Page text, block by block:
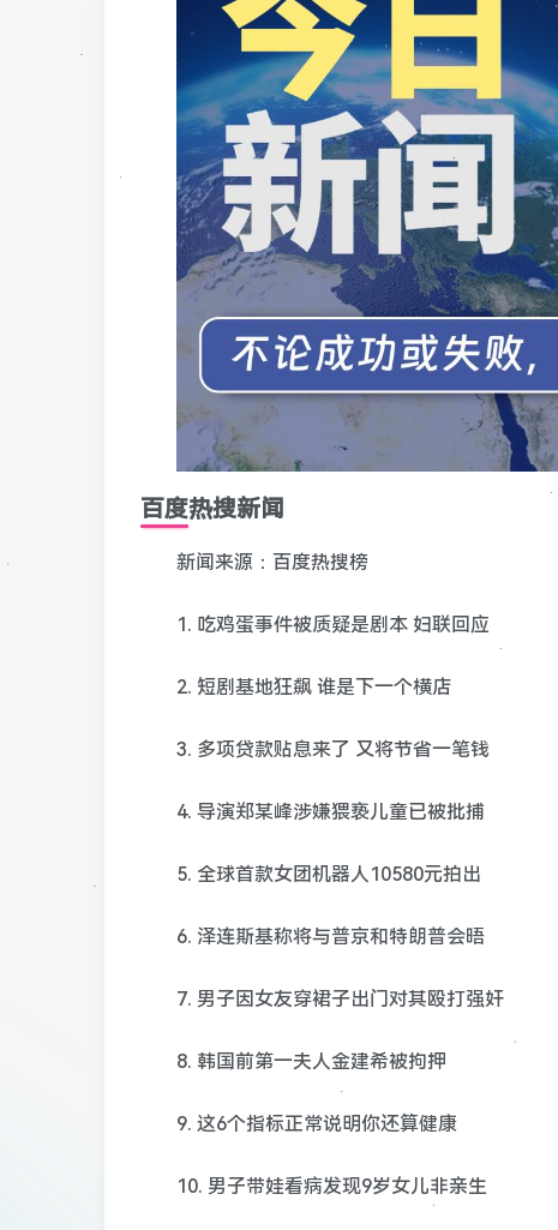
百度热搜新闻
新闻来源：百度热搜榜
1. 吃鸡蛋事件被质疑是剧本 妇联回应
2. 短剧基地狂飙 谁是下一个横店
3. 多项贷款贴息来了 又将节省一笔钱
4. 导演郑某峰涉嫌猥亵儿童已被批捕
5. 全球首款女团机器人10580元拍出
6. 泽连斯基称将与普京和特朗普会晤
7. 男子因女友穿裙子出门对其殴打强奸
8. 韩国前第一夫人金建希被拘押
9. 这6个指标正常说明你还算健康
10. 男子带娃看病发现9岁女儿非亲生